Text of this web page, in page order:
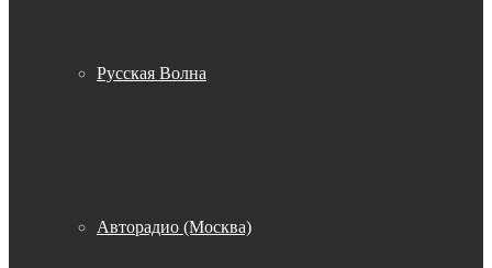
Русская Волна
Авторадио (Москва)